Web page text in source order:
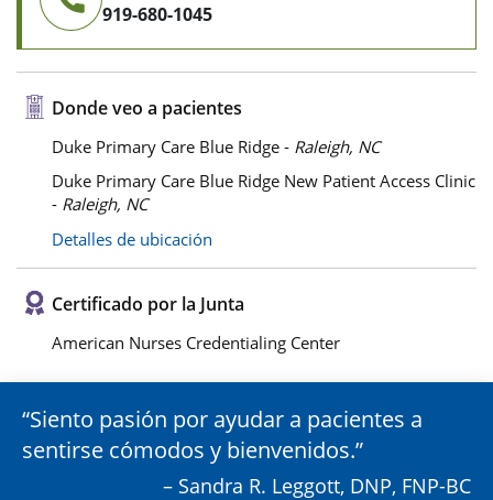
919-680-1045
Donde veo a pacientes
Duke Primary Care Blue Ridge - Raleigh, NC
Duke Primary Care Blue Ridge New Patient Access Clinic
- Raleigh, NC
Detalles de ubicación
Certificado por la Junta
American Nurses Credentialing Center
Siento pasión por ayudar a pacientes a
sentirse cómodos y bienvenidos.
– Sandra R. Leggott, DNP, FNP-BC